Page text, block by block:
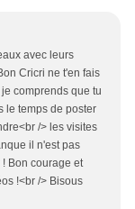
avec leurs
Cricri ne t'en fais
comprends que tu
le temps de poster
/> les visites
il n'est pas
Bon courage et
!<br /> Bisous